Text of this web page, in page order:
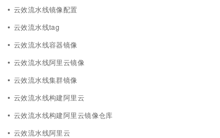
云效流水线镜像配置
云效流水线tag
云效流水线容器镜像
云效流水线阿里云镜像
云效流水线集群镜像
云效流水线构建阿里云
云效流水线构建阿里云镜像仓库
云效流水线阿里云